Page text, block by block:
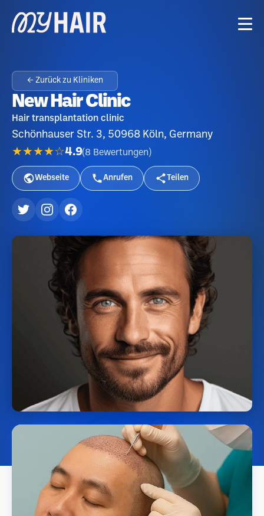
← Zurück zu Kliniken
New Hair Clinic
Hair transplantation clinic
Schönhauser Str. 3, 50968 Köln, Germany
★★★★☆4.9(8 Bewertungen )
Webseite Anrufen Teilen